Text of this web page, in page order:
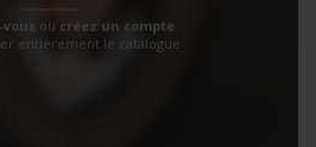
ou créez un compte
entièrement le catalogue